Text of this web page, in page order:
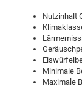
Nutzinhalt
Minimale
Maximale